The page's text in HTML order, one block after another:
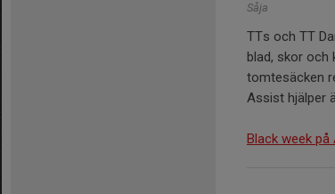
Såja
TTs och TT
blad, skor och
tomtesäcken
Assist hjälper
Black week